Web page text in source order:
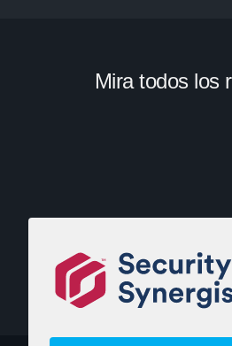
Mira todos los